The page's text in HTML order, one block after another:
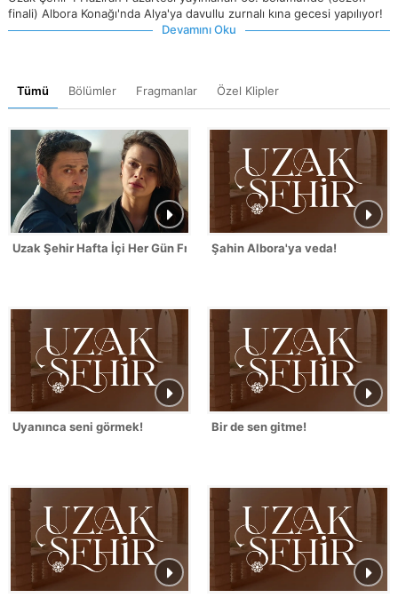
finali) Albora Konağı'nda Alya'ya davullu zurnalı kına gecesi yapılıyor!
Devamını Oku
Tümü Bölümler Fragmanlar Özel Klipler
Uzak Şehir Hafta İçi Her Gün FragmanıŞahin Albora'ya veda!
Uyanınca seni görmek! Bir de sen gitme!